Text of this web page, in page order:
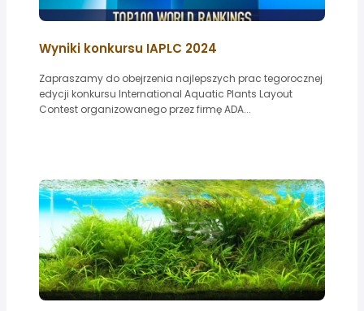
Wyniki konkursu IAPLC 2024
Zapraszamy do obejrzenia najlepszych prac tegorocznej
edycji konkursu International Aquatic Plants Layout
Contest organizowanego przez firmę ADA...